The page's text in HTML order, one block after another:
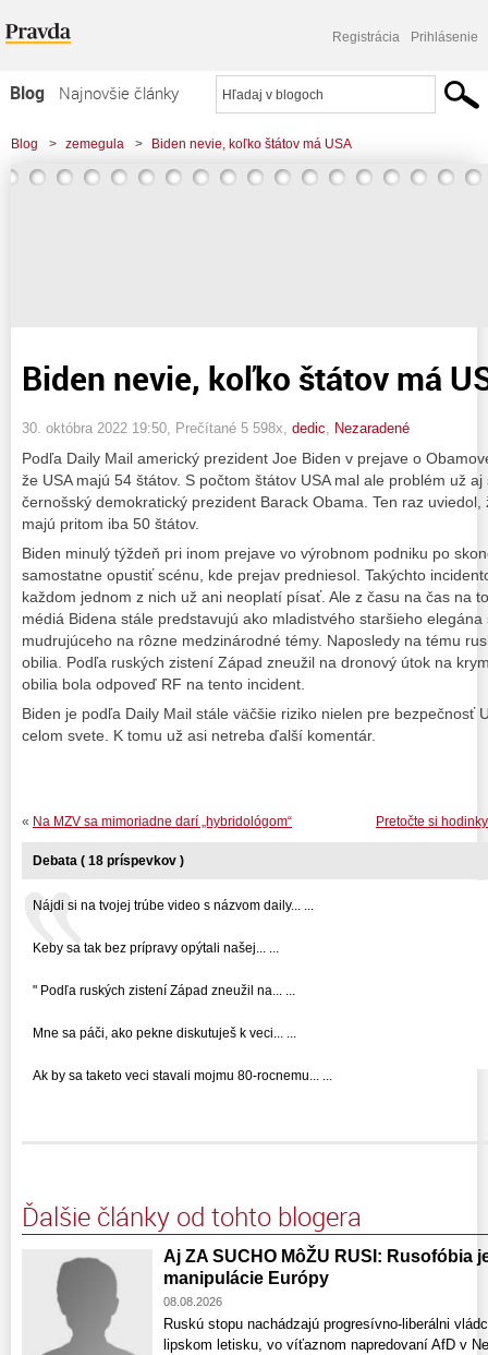
Registrácia Prihlásenie
Blog
Najnovšie články
Najčítanejšie články
Najkomentovanejšie články
Blog > zemegula > Biden nevie, koľko štátov má USA
Biden nevie, koľko štátov má
30. októbra 2022 19:50 , Prečítané 5 598x, dedic Nezaradené
Podľa Daily Mail americký prezident Joe Biden v prejave o
že USA majú 54 štátov. S počtom štátov USA mal ale problém už
černošský demokratický prezident Barack Obama. Ten raz uviedol,
majú pritom iba 50 štátov.
Biden minulý týždeň pri inom prejave vo výrobnom podniku po
samostatne opustiť scénu, kde prejav predniesol. Takýchto
každom jednom z nich už ani neoplatí písať. Ale z času na čas na
médiá Bidena stále predstavujú ako mladistvého staršieho
mudrujúceho na rôzne medzinárodné témy. Naposledy na tému
obilia. Podľa ruských zistení Západ zneužil na dronový útok na
obilia bola odpoveď RF na tento incident.
Biden je podľa Daily Mail stále väčšie riziko nielen pre bezpečnosť
celom svete. K tomu už asi netreba ďalší komentár.
Pretočte si
« Na MZV sa mimoriadne darí „hybridológom“
Debata ( 18 príspevkov )
Nájdi si na tvojej trúbe video s názvom daily... ...
Keby sa tak bez prípravy opýtali našej... ...
" Podľa ruských zistení Západ zneužil na... ...
Mne sa páči, ako pekne diskutuješ k veci... ...
Ak by sa taketo veci stavali mojmu 80-rocnemu... ...
Ďalšie články od tohto blogera
Aj ZA SUCHO MôŽU RUSI: Rusofóbia
manipulácie Európy
08.08.2026
Ruskú stopu nachádzajú progresívno-liberálni
lipskom letisku, vo víťaznom napredovaní AfD v